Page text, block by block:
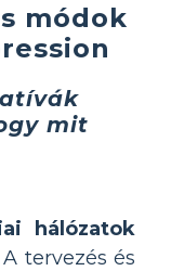
módok
mit
hálózatok
tervezés és